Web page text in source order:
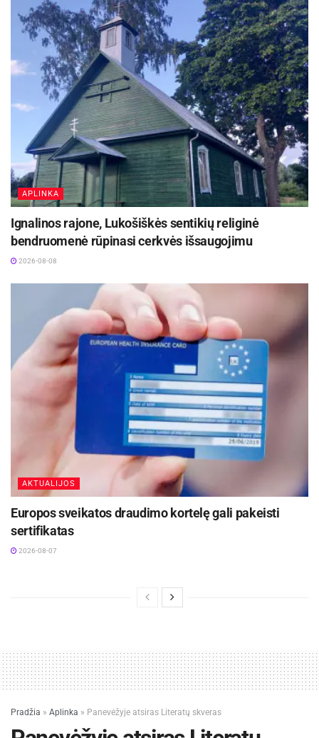
APLINKA
Ignalinos rajone, Lukošiškės sentikių religinė
bendruomenė rūpinasi cerkvės išsaugojimu
2026-08-08
AKTUALIJOS
Europos sveikatos draudimo kortelę gali pakeisti
sertifikatas
2026-08-07
Pradžia » Aplinka » Panevėžyje atsiras Literatų skveras